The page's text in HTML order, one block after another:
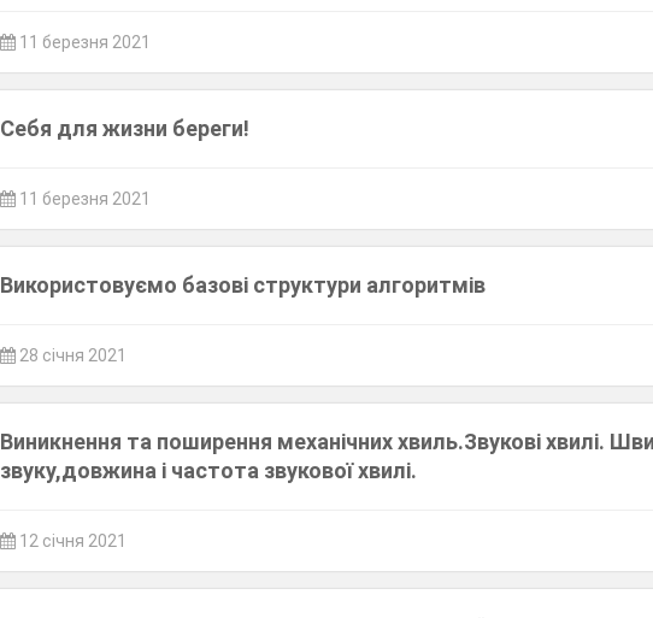
11 березня 2021
Себя для жизни береги!
11 березня 2021
Використовуємо базові структури алгоритмів
28 січня 2021
Виникнення та поширення механічних хвиль.Звукові хвилі.
звуку,довжина і частота звукової хвилі.
12 січня 2021